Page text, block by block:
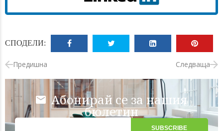
СПОДЕЛИ:
Предишна Следваща
Абонирай се за нашия
бюлетин